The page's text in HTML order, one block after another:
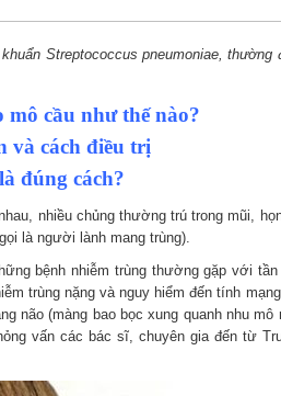
Streptococcus pneumoniae, thường
cầu như thế nào?
và cách điều trị
đúng cách?
nhiều chủng thường trú trong mũi,
là người lành mang trùng).
bệnh nhiễm trùng thường gặp với
trùng nặng và nguy hiểm đến tính
não (màng bao bọc xung quanh nhu mô
vấn các bác sĩ, chuyên gia đến từ